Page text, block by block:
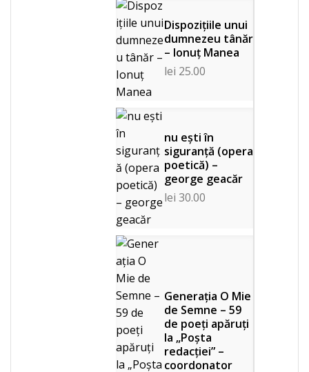
Dispozițiile unui
dumnezeu tânăr
– Ionuț Manea
lei 25.00
nu ești în
siguranță (opera
poetică) –
george geacăr
lei 30.00
Generația O Mie
de Semne – 59
de poeți apăruți
la „Poșta
redacției” –
coordonator